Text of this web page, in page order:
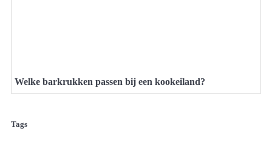
Welke barkrukken passen bij een kookeiland?
Tags